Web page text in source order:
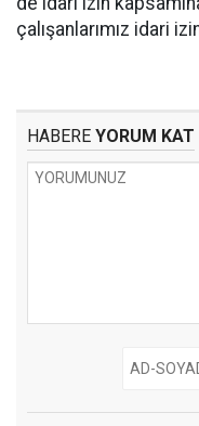
çalışanlarımız idari
HABERE YORUM KAT